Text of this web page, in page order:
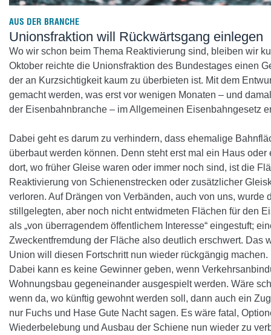
AUS DER BRANCHE
Unionsfraktion will Rückwärtsgang einlegen
Wo wir schon beim Thema Reaktivierung sind, bleiben wir
Oktober reichte die Unionsfraktion des Bundestages einen
der an Kurzsichtigkeit kaum zu überbieten ist. Mit dem
gemacht werden, was erst vor wenigen Monaten – und
der Eisenbahnbranche – im Allgemeinen Eisenbahngesetz
Dabei geht es darum zu verhindern, dass ehemalige
überbaut werden können. Denn steht erst mal ein Haus oder
dort, wo früher Gleise waren oder immer noch sind, ist die
Reaktivierung von Schienenstrecken oder zusätzlicher
verloren. Auf Drängen von Verbänden, auch von uns, wurde
stillgelegten, aber noch nicht entwidmeten Flächen für den
als „von überragendem öffentlichem Interesse“ eingestuft;
Zweckentfremdung der Fläche also deutlich erschwert. Das
Union will diesen Fortschritt nun wieder rückgängig machen.
Dabei kann es keine Gewinner geben, wenn
Wohnungsbau gegeneinander ausgespielt werden. Wäre
wenn da, wo künftig gewohnt werden soll, dann auch ein
nur Fuchs und Hase Gute Nacht sagen. Es wäre fatal,
Wiederbelebung und Ausbau der Schiene nun wieder zu